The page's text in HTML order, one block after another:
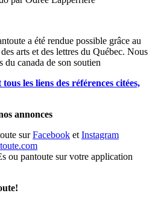
a été rendue possible grâce au
arts et des lettres du Québec. Nous
du canada de son soutien
les liens des références citées,
annonces
surFacebook et Instagram
ou pantoute sur votre application